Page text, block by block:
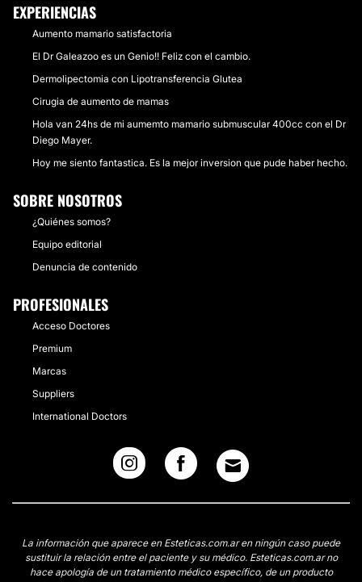
EXPERIENCIAS
Aumento mamario satisfactoria
El Dr Galeazoo es un Genio!! Feliz con el cambio.
Dermolipectomia con Lipotransferencia Glutea
Cirugia de aumento de mamas
Hola van 24hs de mi aumemto mamario submuscular 400cc con el Dr
Diego Mayer.
Hoy me siento fantastica. Es la mejor inversion que pude haber hecho.
SOBRE NOSOTROS
¿Quiénes somos?
Equipo editorial
Denuncia de contenido
PROFESIONALES
Acceso Doctores
Premium
Marcas
Suppliers
International Doctors
La información que aparece en Esteticas.com.ar en ningún caso puede
sustituir la relación entre el paciente y su médico. Esteticas.com.ar no
hace apología de un tratamiento médico específico, de un producto